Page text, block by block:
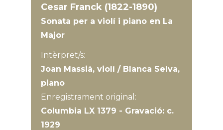
Cesar Franck (1822-1890)
Sonata per a violí i piano en La
Major
Intèrpret/s:
Joan Massià, violí / Blanca Selva,
piano
Enregistrament original:
Columbia LX 1379 - Gravació: c.
1929